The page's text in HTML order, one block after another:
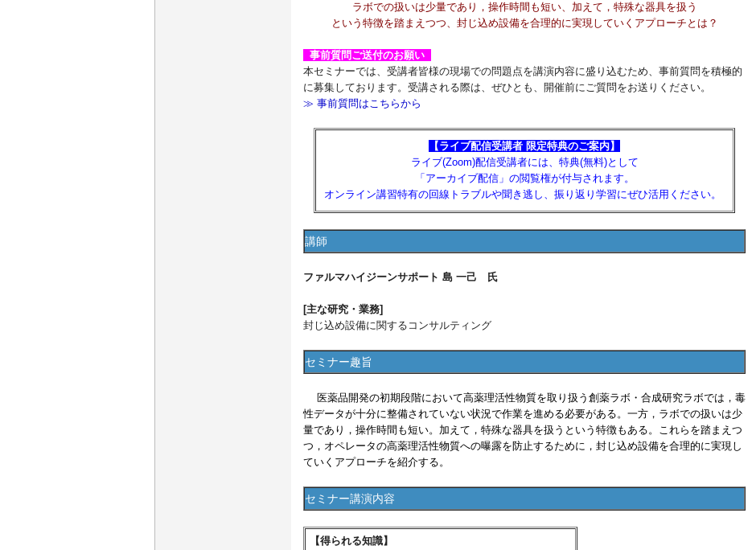
ラボでの扱いは少量であり，操作時間も短い、加えて，特殊な器具を扱う
という特徴を踏まえつつ、封じ込め設備を合理的に実現していくアプローチとは？
事前質問ご送付のお願い
本セミナーでは、受講者皆様の現場での問題点を講演内容に盛り込むため、事前質問を積極的
に募集しております。受講される際は、ぜひとも、開催前にご質問をお送りください。
≫ 事前質問はこちらから
【ライブ配信受講者 限定特典のご案内】
ライブ(Zoom)配信受講者には、特典(無料)として
「アーカイブ配信」の閲覧権が付与されます。
オンライン講習特有の回線トラブルや聞き逃し、振り返り学習にぜひ活用ください。
講師
ファルマハイジーンサポート 島 一己 氏
[主な研究・業務]
封じ込め設備に関するコンサルティング
セミナー趣旨
医薬品開発の初期段階において高薬理活性物質を取り扱う創薬ラボ・合成研究ラボでは，毒
性データが十分に整備されていない状況で作業を進める必要がある。一方，ラボでの扱いは少
量であり，操作時間も短い。加えて，特殊な器具を扱うという特徴もある。これらを踏まえつ
つ，オペレータの高薬理活性物質への曝露を防止するために，封じ込め設備を合理的に実現し
ていくアプローチを紹介する。
セミナー講演内容
【得られる知識】